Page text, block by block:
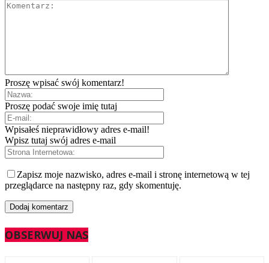
Proszę wpisać swój komentarz!
Proszę podać swoje imię tutaj
Wpisałeś nieprawidłowy adres e-mail!
Wpisz tutaj swój adres e-mail
Zapisz moje nazwisko, adres e-mail i stronę internetową w tej
przeglądarce na następny raz, gdy skomentuję.
OBSERWUJ NAS